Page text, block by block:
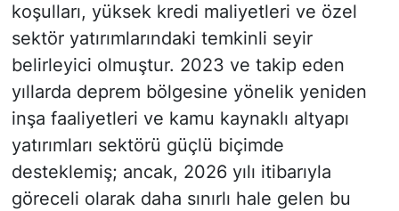
koşulları, yüksek kredi maliyetleri ve özel
sektör yatırımlarındaki temkinli seyir
belirleyici olmuştur. 2023 ve takip eden
yıllarda deprem bölgesine yönelik yeniden
inşa faaliyetleri ve kamu kaynaklı altyapı
yatırımları sektörü güçlü biçimde
desteklemiş; ancak, 2026 yılı itibarıyla
göreceli olarak daha sınırlı hale gelen bu